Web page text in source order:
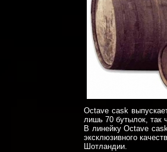
Octave cask
лишь 70 бутылок, так
В линейку Octave
эксклюзивного
Шотландии.